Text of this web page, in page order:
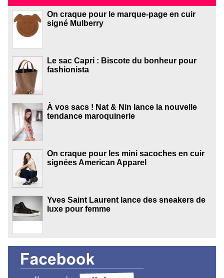
On craque pour le marque-page en cuir
signé Mulberry
Le sac Capri : Biscote du bonheur pour
fashionista
À vos sacs ! Nat & Nin lance la nouvelle
tendance maroquinerie
On craque pour les mini sacoches en cuir
signées American Apparel
Yves Saint Laurent lance des sneakers de
luxe pour femme